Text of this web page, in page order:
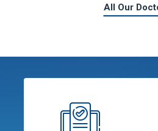
All Our